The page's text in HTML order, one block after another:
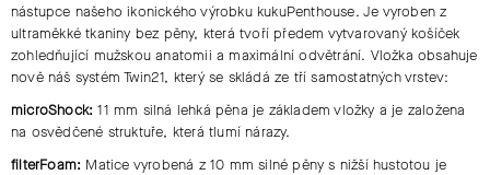
nástupce našeho ikonického výrobku kukuPenthouse. Je vyroben z
ultraměkké tkaniny bez pěny, která tvoří předem vytvarovaný košíček
zohledňující mužskou anatomii a maximální odvětrání. Vložka obsahuje
nově náš systém Twin21, který se skládá ze tří samostatných vrstev:
microShock: 11 mm silná lehká pěna je základem vložky a je založena
na osvědčené struktuře, která tlumí nárazy.
filterFoam: Matice vyrobená z 10 mm silné pěny s nižší hustotou je